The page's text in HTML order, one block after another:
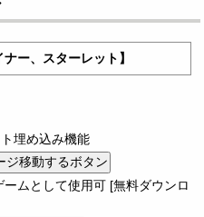
ー、スターレット】
埋め込み機能
ムとして使用可 [無料ダウンロ